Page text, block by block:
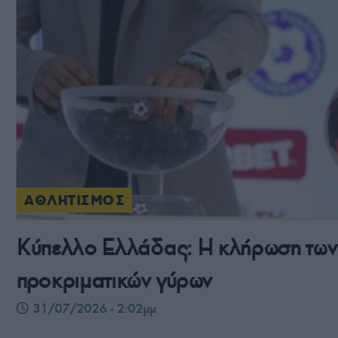
ΑΘΛΗΤΙΣΜΟΣ
Κύπελλο Ελλάδας: Η κλήρωση των
προκριματικών γύρων
31/07/2026 - 2:02μμ